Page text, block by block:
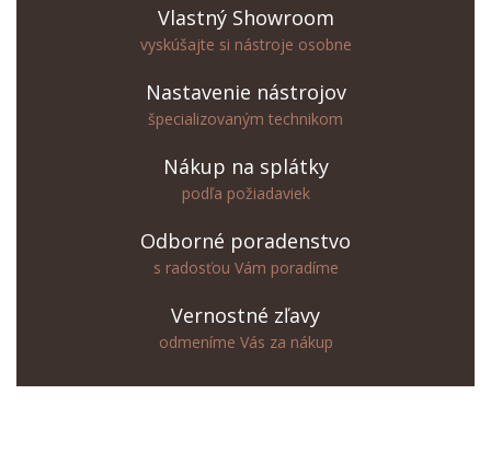
Vlastný Showroom
vyskúšajte si nástroje osobne
Nastavenie nástrojov
špecializovaným technikom
Nákup na splátky
podľa požiadaviek
Odborné poradenstvo
s radosťou Vám poradíme
Vernostné zľavy
odmeníme Vás za nákup